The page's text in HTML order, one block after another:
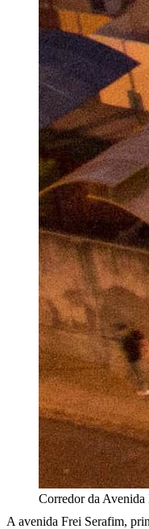
Corredor da Avenida
A avenida Frei Serafim,